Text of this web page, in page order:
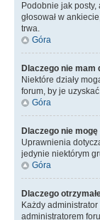
Podobnie jak
głosował w
trwa.
Góra
Dlaczego nie mam
Niektóre działy
forum, by je
Góra
Dlaczego nie
Uprawnienia
jedynie niektórym
Góra
Dlaczego
Każdy
administratorem